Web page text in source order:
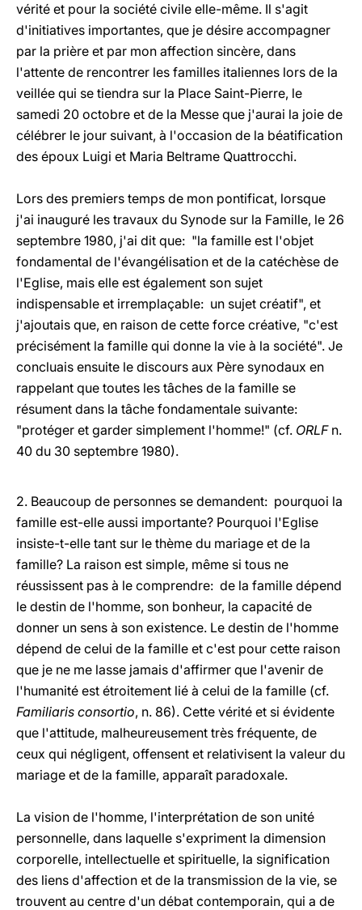
vérité et pour la société civile elle-même. Il s'agit
d'initiatives importantes, que je désire accompagner
par la prière et par mon affection sincère, dans
l'attente de rencontrer les familles italiennes lors de la
veillée qui se tiendra sur la Place Saint-Pierre, le
samedi 20 octobre et de la Messe que j'aurai la joie de
célébrer le jour suivant, à l'occasion de la béatification
des époux Luigi et Maria Beltrame Quattrocchi.
Lors des premiers temps de mon pontificat, lorsque
j'ai inauguré les travaux du Synode sur la Famille, le 26
septembre 1980, j'ai dit que: "la famille est l'objet
fondamental de l'évangélisation et de la catéchèse de
l'Eglise, mais elle est également son sujet
indispensable et irremplaçable: un sujet créatif", et
j'ajoutais que, en raison de cette force créative, "c'est
précisément la famille qui donne la vie à la société". Je
concluais ensuite le discours aux Père synodaux en
rappelant que toutes les tâches de la famille se
résument dans la tâche fondamentale suivante:
"protéger et garder simplement l'homme!" (cf. ORLFn.
40 du 30 septembre 1980).
2. Beaucoup de personnes se demandent: pourquoi la
famille est-elle aussi importante? Pourquoi l'Eglise
insiste-t-elle tant sur le thème du mariage et de la
famille? La raison est simple, même si tous ne
réussissent pas à le comprendre: de la famille dépend
le destin de l'homme, son bonheur, la capacité de
donner un sens à son existence. Le destin de l'homme
dépend de celui de la famille et c'est pour cette raison
que je ne me lasse jamais d'affirmer que l'avenir de
l'humanité est étroitement lié à celui de la famille (cf.
Familiaris consortio, n. 86). Cette vérité et si évidente
que l'attitude, malheureusement très fréquente, de
ceux qui négligent, offensent et relativisent la valeur du
mariage et de la famille, apparaît paradoxale.
La vision de l'homme, l'interprétation de son unité
personnelle, dans laquelle s'expriment la dimension
corporelle, intellectuelle et spirituelle, la signification
des liens d'affection et de la transmission de la vie, se
trouvent au centre d'un débat contemporain, qui a de